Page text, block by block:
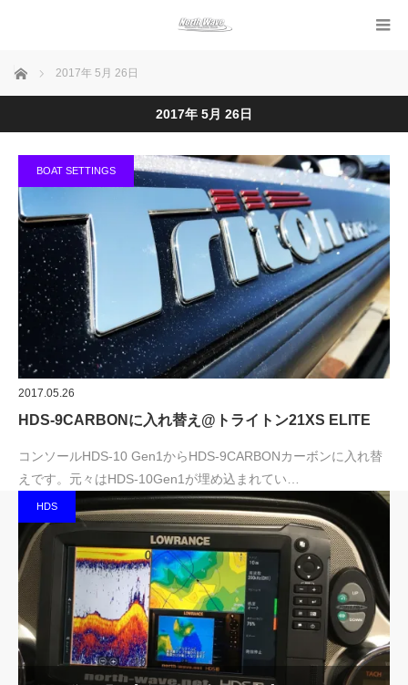
ホーム 2017年 5月 26日
2017年 5月 26日
BOAT SETTINGS
2017.05.26
HDS-9CARBONに入れ替え@トライトン21XS ELITE
コンソールHDS-10 Gen1からHDS-9CARBONカーボンに入れ替
えです。元々はHDS-10Gen1が埋め込まれてい…
HDS